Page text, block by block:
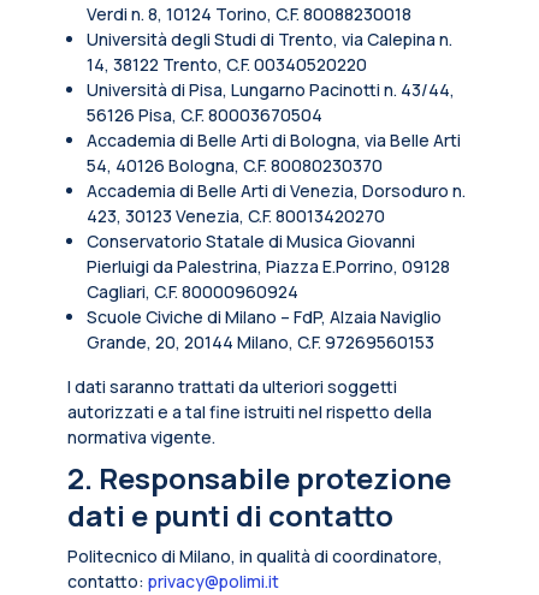
Verdi n. 8, 10124 Torino, C.F. 80088230018
Università degli Studi di Trento, via Calepina n.
14, 38122 Trento, C.F. 00340520220
Università di Pisa, Lungarno Pacinotti n. 43/44,
56126 Pisa, C.F. 80003670504
Accademia di Belle Arti di Bologna, via Belle Arti
54, 40126 Bologna, C.F. 80080230370
Accademia di Belle Arti di Venezia, Dorsoduro n.
423, 30123 Venezia, C.F. 80013420270
Conservatorio Statale di Musica Giovanni
Pierluigi da Palestrina, Piazza E.Porrino, 09128
Cagliari, C.F. 80000960924
Scuole Civiche di Milano – FdP, Alzaia Naviglio
Grande, 20, 20144 Milano, C.F. 97269560153
I dati saranno trattati da ulteriori soggetti
autorizzati e a tal fine istruiti nel rispetto della
normativa vigente.
2. Responsabile protezione
dati e punti di contatto
Politecnico di Milano, in qualità di coordinatore,
contatto: privacy@polimi.it